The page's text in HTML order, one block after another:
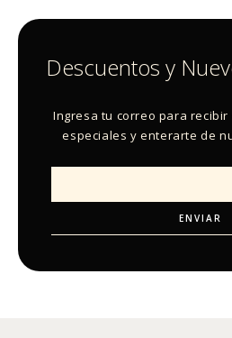
Descuentos y
Ingresa tu correo para
especiales y enterarte de